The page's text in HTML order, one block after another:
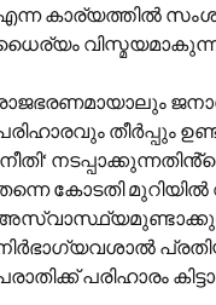
കാര്യത്തിൽ
തീർപ്പും
കോടതി മുറിയിൽ
പരിഹാരം